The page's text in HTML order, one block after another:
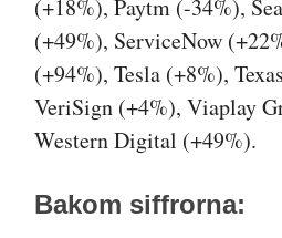
(+18%), Paytm (-34%),
(+49%), ServiceNow
(+94%), Tesla (+8%),
VeriSign (+4%), Viaplay
Western Digital (+49%).
Bakom siffrorna: